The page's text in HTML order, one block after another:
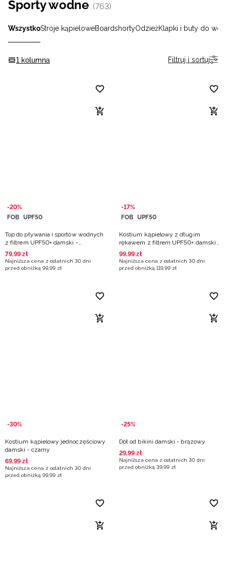
Sporty wodne (763)
WszystkoStroje kąpieloweBoardshortyOdzieżKlapki i buty do
1 kolumna Filtruj i sortuj
-20%
FOB UPF50
Top do pływania i sportów wodnych
z filtrem UPF50+ damski -
multikolor
79,99 zł
Najniższa cena z ostatnich 30 dni
przed obniżką 99,99 zł
-17%
FOB UPF50
Kostium kąpielowy z długim
rękawem z filtrem UPF50+ damski -
multikolor
99,99 zł
Najniższa cena z ostatnich 30 dni
przed obniżką 119,99 zł
-30%
Kostium kąpielowy jednoczęściowy
damski - czarny
69,99 zł
Najniższa cena z ostatnich 30 dni
przed obniżką 99,99 zł
-25%
Dół od bikini damski - brązowy
29,99 zł
Najniższa cena z ostatnich 30 dni
przed obniżką 39,99 zł
Niemiecki / EUR
Rumuński / RON